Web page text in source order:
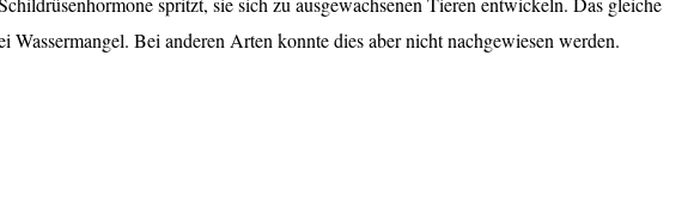
Wassermangel. Bei anderen Arten konnte dies aber nicht nachgewiesen werden.